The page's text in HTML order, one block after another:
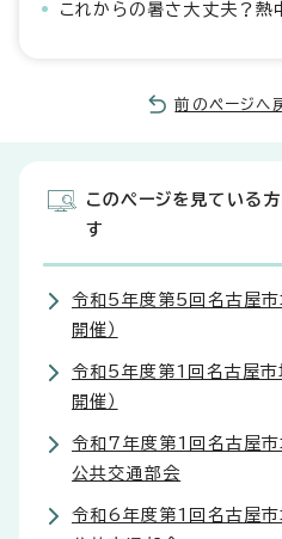
これからの暑さ大丈夫？熱
前のページへ
このページを見ている
す
令和5年度第5回名古屋市
開催）
令和5年度第1回名古屋市
開催）
令和7年度第1回名古屋
公共交通部会
令和6年度第1回名古屋